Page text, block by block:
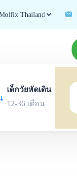
เด็กวัยหัดเดิน
12-36 เดือน